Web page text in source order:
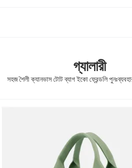
গ্যালারী
সহজ শৈলী ক্যানভাস টোট ব্যাগ ইকো ফ্রেন্ডলি